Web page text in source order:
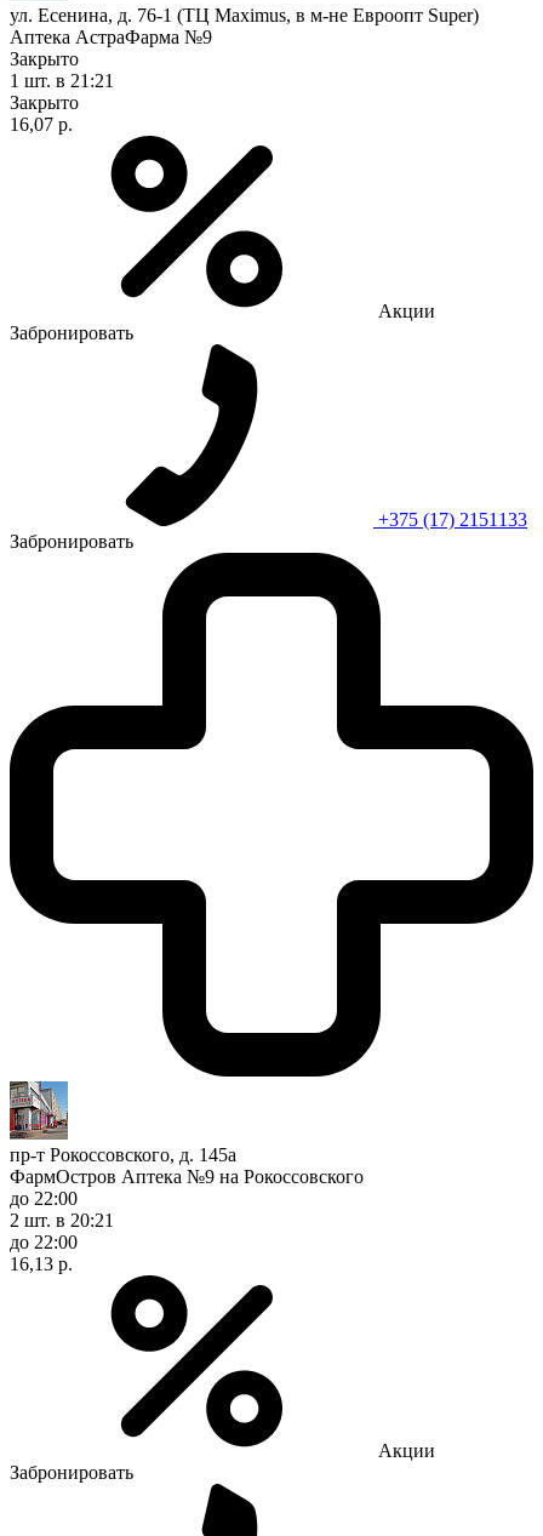
ул. Есенина, д. 76-1 (ТЦ Maximus, в м-не Евроопт Super)
Аптека АстраФарма №9
Закрыто
1 шт. в 21:21
Закрыто
16,07 р.
Акции
Забронировать
+375 (17) 2151133
Забронировать
пр-т Рокоссовского, д. 145а
ФармОстров Аптека №9 на Рокоссовского
до 22:00
2 шт. в 20:21
до 22:00
16,13 р.
Акции
Забронировать